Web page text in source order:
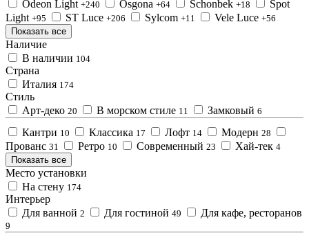
Odeon Light +240 Osgona +64 Schonbek +18
Spot
Light +95 ST Luce +206 Sylcom +11 Vele Luce +56
Показать все
Наличие
В наличии 104
Страна
Италия 174
Стиль
Арт-деко 20 В морском стиле 11 Замковый 6
Кантри 10 Классика 17 Лофт 14 Модерн 28
Прованс 31 Ретро 10 Современный 23 Хай-тек 4
Показать все
Место установки
На стену 174
Интерьер
Для ванной 2 Для гостиной 49 Для кафе, ресторанов
9